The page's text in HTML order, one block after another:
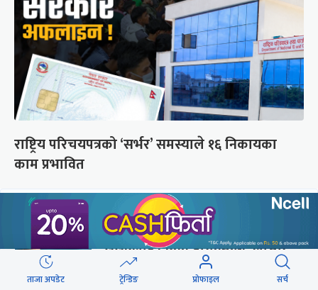
राष्ट्रिय परिचयपत्रको ‘सर्भर’ समस्याले १६ निकायका
काम प्रभावित
छुटाउनुभयो कि ?
संसद्लाई टेर्दैनन् प्रधानमन्त्री, लाचार
छन् सभामुख
ताजा अपडेट ट्रेन्डिङ प्रोफाइल सर्च